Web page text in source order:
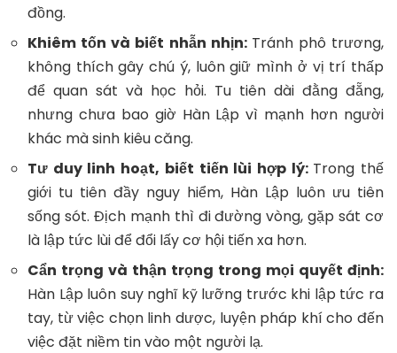
đồng.
Khiêm tốn và biết nhẫn nhịn: Tránh phô trương,
không thích gây chú ý, luôn giữ mình ở vị trí thấp
để quan sát và học hỏi. Tu tiên dài đằng đẵng,
nhưng chưa bao giờ Hàn Lập vì mạnh hơn người
khác mà sinh kiêu căng.
Tư duy linh hoạt, biết tiến lùi hợp lý: Trong thế
giới tu tiên đầy nguy hiểm, Hàn Lập luôn ưu tiên
sống sót. Địch mạnh thì đi đường vòng, gặp sát cơ
là lập tức lùi để đổi lấy cơ hội tiến xa hơn.
Cẩn trọng và thận trọng trong mọi quyết định:
Hàn Lập luôn suy nghĩ kỹ lưỡng trước khi lập tức ra
tay, từ việc chọn linh dược, luyện pháp khí cho đến
việc đặt niềm tin vào một người lạ.